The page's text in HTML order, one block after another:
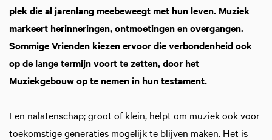
plek die al jarenlang meebeweegt met hun leven. Muziek
markeert herinneringen, ontmoetingen en overgangen.
Sommige Vrienden kiezen ervoor die verbondenheid ook
op de lange termijn voort te zetten, door het
Muziekgebouw op te nemen in hun testament.
Een nalatenschap; groot of klein, helpt om muziek ook voor
toekomstige generaties mogelijk te blijven maken. Het is